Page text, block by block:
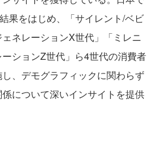
果をはじめ、「サイレント/ベビ
ネレーションX世代」「ミレニ
ションZ世代」ら4世代の消費者
、デモグラフィックに関わらず
について深いインサイトを提供